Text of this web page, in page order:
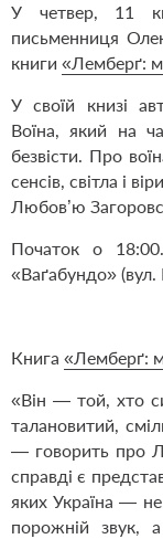
У четвер, 11
письменниця
книги «Лемберґ:
У своїй книзі
Воїна, який на
безвісти. Про
сенсів, світла і
Любов’ю
Початок о 18:00.
«Ваґабундо»
Книга «Лемберґ:
«Він — той, хто
талановитий,
— говорить про
справді є
яких Україна —
порожній звук,